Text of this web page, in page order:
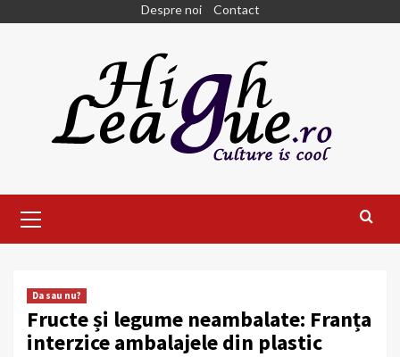
Despre noi Contact
Menu
Da sau nu?
Fructe și legume neambalate: Franța
interzice ambalajele din plastic